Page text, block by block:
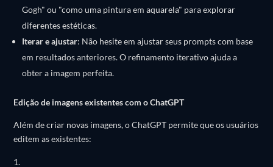
Gogh" ou "como uma pintura em aquarela" para explorar
diferentes estéticas.
Iterar e ajustar: Não hesite em ajustar seus prompts com base
em resultados anteriores. O refinamento iterativo ajuda a
obter a imagem perfeita.
Edição de imagens existentes com o ChatGPT
Além de criar novas imagens, o ChatGPT permite que os usuários
editem as existentes: